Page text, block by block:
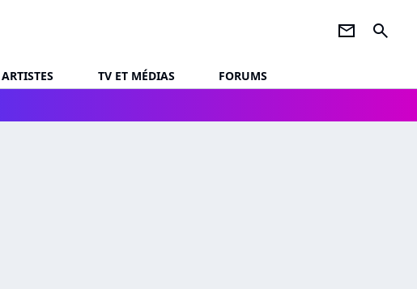
newsletter search
ARTISTES TV ET MÉDIAS
FORUMS